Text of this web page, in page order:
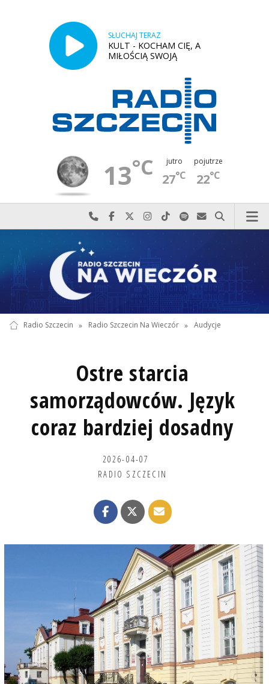
SŁUCHAJ TERAZ
KULT - KOCHAM CIĘ, A
MIŁOŚCIĄ SWOJĄ
13°C jutro
27°C
pojutrze
22°C
Najlepiej po prostu do nas zadzwoń
Odwiedź nas na Facebook-u
Odwiedź nas na X
Odwiedź nas na Instagram-ie
Odwiedź nas na TikTok-u
Szukaj nas na Spotify
Wyślij do nas
Szukaj
Radio Szczecin » Radio Szczecin Na Wieczór » Audycje
Ostre starcia
samorządowców. Język
coraz bardziej dosadny
2026-04-07
RADIO SZCZECIN